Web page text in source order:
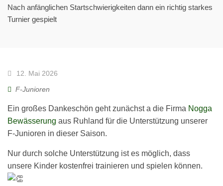
Nach anfänglichen Startschwierigkeiten dann ein richtig starkes
Turnier gespielt
12. Mai 2026
F-Junioren
Ein großes Dankeschön geht zunächst a die Firma Nogga
Bewässerung aus Ruhland für die Unterstützung unserer
F-Junioren in dieser Saison.
Nur durch solche Unterstützung ist es möglich, dass
unsere Kinder kostenfrei trainieren und spielen können.